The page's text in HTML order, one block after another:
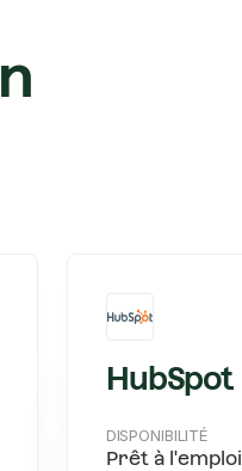
HubSpot
DISPONIBILITÉ
Prêt à l'emploi